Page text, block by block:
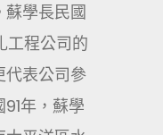
學長民國
工程公司的
代表公司參
年，蘇學